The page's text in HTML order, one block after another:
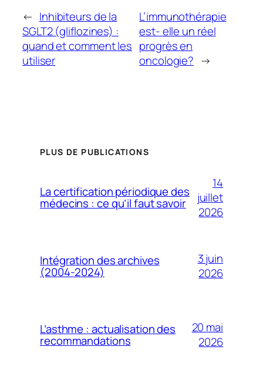
← Inhibiteurs de la
SGLT2 (gliflozines) :
quand et comment les
utiliser
L’immunothérapie
est- elle un réel
progrès en
oncologie? →
PLUS DE PUBLICATIONS
La certification périodique des
médecins : ce qu’il faut savoir
14
juillet
2026
Intégration des archives
(2004-2024)
3 juin
2026
L’asthme : actualisation des
recommandations
20 mai
2026